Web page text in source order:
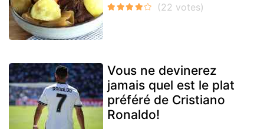
Vous ne devinerez
jamais quel est le plat
préféré de Cristiano
Ronaldo!